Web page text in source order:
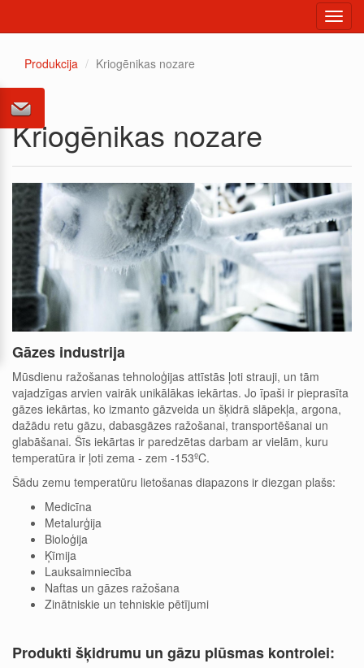
Produkcija
Kriogēnikas nozare
Kriogēnikas nozare
Gāzes industrija
Mūsdienu ražošanas tehnoloģijas attīstās ļoti strauji, un tām
vajadzīgas arvien vairāk unikālākas iekārtas. Jo īpaši ir pieprasīta
gāzes iekārtas, ko izmanto gāzveida un šķidrā slāpekļa, argona,
dažādu retu gāzu, dabasgāzes ražošanai, transportēšanai un
glabāšanai. Šīs iekārtas ir paredzētas darbam ar vielām, kuru
temperatūra ir ļoti zema - zem -153ºC.
Šādu zemu temperatūru lietošanas diapazons ir diezgan plašs:
Medicīna
Metalurģija
Bioloģija
Ķīmija
Lauksaimniecība
Naftas un gāzes ražošana
Zinātniskie un tehniskie pētījumi
Produkti šķidrumu un gāzu plūsmas kontrolei: